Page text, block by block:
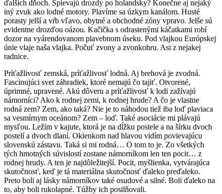
ďalších dňoch. Spievajú drozdy po holandsky? Konečne aj nejaký
iný zvuk ako lodné motory. Plavíme sa úzkym kanálom. Husté
porasty jelší a vŕb vľavo, obytné a obchodné zóny vpravo. Jelše sú
evidentne drozďou oázou. Kačička s odrastenými káčatkami robí
dozor na vyárendovanom plavebnom úseku. Pod vlajkou Európskej
únie vlaje naša vlajka. Počuť zvony a zvonkohru. Asi z nejakej
radnice.
Príťažlivosť zemská, príťažlivosť lodná. Aj brehová je zvodná.
Fascinujúci svet záhradiek, ktoré nemajú čo tajiť. Otvorené,
úprimné, upravené. Akú dôveru a príťažlivosť k lodi zažívajú
námorníci? Ako k rodnej zemi, k rodnej hrude? A čo je vlastne
rodná zem? Zem, ako taká? Nie je to náhodou tiež iba loď plaviaca
sa vesmírnym oceánom? Zem – loď. Také asociácie mi plávajú
mysľou. Ležím v kajute, ktorá je na dĺžku postele a na šírku dvoch
postelí a dvoch dlaní. Okienkom nad hlavou vidím povievajúcu
slovenskú zástavu. Taká si mi rodná… O tom to je. Zo všetkých
tých hmotných súvislostí zostane námorníkom len ten pocit… z
rodnej hrudy. A ten je najdôležitejší. Pocit, myšlienka, vytvárajúca
skutočnosť, keď je tá materiálna skutočnosť ďaleko preďaleko.
Preto boli aj lásky námorníkov také osudové a silné. Boli ďaleko na
to, aby boli rukolapné. Túžby ich posilňovali.